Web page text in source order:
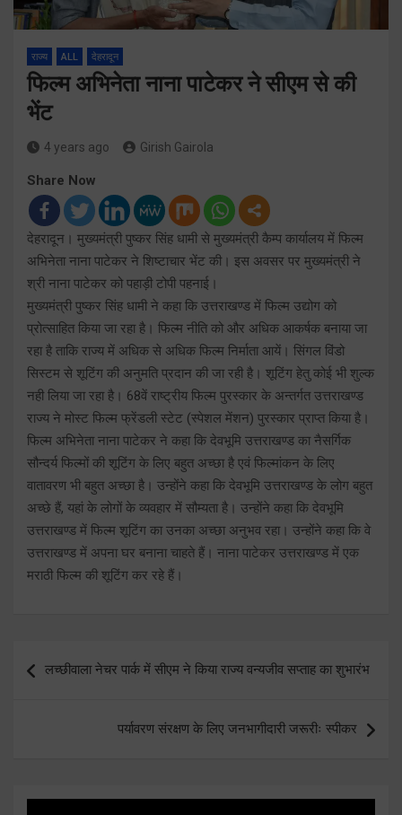
राज्य ALL देहरादून
फिल्म अभिनेता नाना पाटेकर ने सीएम से की
भेंट
4 years ago Girish Gairola
Share Now
देहरादून। मुख्यमंत्री पुष्कर सिंह धामी से मुख्यमंत्री कैम्प कार्यालय में फिल्म
अभिनेता नाना पाटेकर ने शिष्टाचार भेंट की। इस अवसर पर मुख्यमंत्री ने
श्री नाना पाटेकर को पहाड़ी टोपी पहनाई।
मुख्यमंत्री पुष्कर सिंह धामी ने कहा कि उत्तराखण्ड में फिल्म उद्योग को
प्रोत्साहित किया जा रहा है। फिल्म नीति को और अधिक आकर्षक बनाया जा
रहा है ताकि राज्य में अधिक से अधिक फिल्म निर्माता आयें। सिंगल विंडो
सिस्टम से शूटिंग की अनुमति प्रदान की जा रही है। शूटिंग हेतु कोई भी शुल्क
नही लिया जा रहा है। 68वें राष्ट्रीय फिल्म पुरस्कार के अन्तर्गत उत्तराखण्ड
राज्य ने मोस्ट फिल्म फ्रेंडली स्टेट (स्पेशल मेंशन) पुरस्कार प्राप्त किया है।
फिल्म अभिनेता नाना पाटेकर ने कहा कि देवभूमि उत्तराखण्ड का नैसर्गिक
सौन्दर्य फिल्मों की शूटिंग के लिए बहुत अच्छा है एवं फिल्मांकन के लिए
वातावरण भी बहुत अच्छा है। उन्होंने कहा कि देवभूमि उत्तराखण्ड के लोग बहुत
अच्छे हैं, यहां के लोगों के व्यवहार में सौम्यता है। उन्होंने कहा कि देवभूमि
उत्तराखण्ड में फिल्म शूटिंग का उनका अच्छा अनुभव रहा। उन्होंने कहा कि वे
उत्तराखण्ड में अपना घर बनाना चाहते हैं। नाना पाटेकर उत्तराखण्ड में एक
मराठी फिल्म की शूटिंग कर रहे हैं।
navigation
लच्छीवाला नेचर पार्क में सीएम ने किया राज्य वन्यजीव सप्ताह का शुभारंभ
पर्यावरण संरक्षण के लिए जनभागीदारी जरूरीः स्पीकर